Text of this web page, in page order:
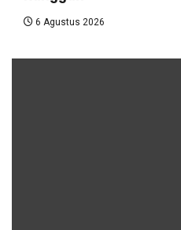
6 Agustus 2026